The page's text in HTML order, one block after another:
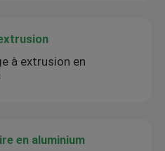
à extrusion en
en aluminium